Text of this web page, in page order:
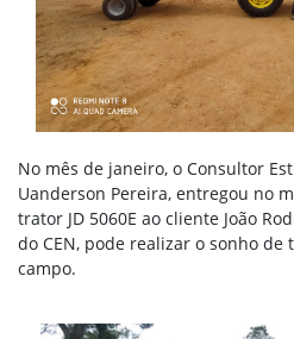
No mês de janeiro, o Consultor
Uanderson Pereira, entregou no
trator JD 5060E ao cliente João
do CEN, pode realizar o sonho de
campo.